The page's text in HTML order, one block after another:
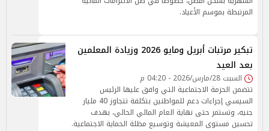
المرتبطة بموسم الأعياد.
تبكير مرتبات أبريل ومايو 2026 وزيادة المعلمين
بعد العيد
السبت 28/مارس/2026 - 04:20 م
تتضمن الحزمة الاجتماعية التي وافق عليها الرئيس
السيسي إجراءات دعم للمواطنين بتكلفة تتجاوز 40 مليار
جنيه، وتستمر حتى نهاية العام المالي الحالي، بهدف
تحسين مستوى المعيشة وتوسيع مظلة الحماية الاجتماعية.